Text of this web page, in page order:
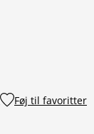
Føj til favoritter